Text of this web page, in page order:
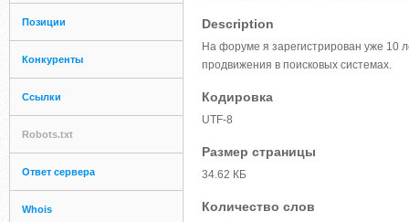
Позиции
Конкуренты
Ссылки
Robots.txt
Ответ сервера
Whois
Description
На форуме я зарегистрирован уже 10
продвижения в поисковых системах.
Кодировка
UTF-8
Размер страницы
34.62 КБ
Количество слов